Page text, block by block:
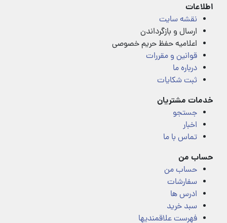
اطلاعات
نقشه سایت
ارسال و بازگرداندن
اعلامیه حفظ حریم خصوصی
قوانین و مقررات
درباره ما
ثبت شکایات
خدمات مشتریان
جستجو
اخبار
تماس با ما
حساب من
حساب من
سفارشات
ادرس ها
سبد خرید
فهرست علاقمندیها